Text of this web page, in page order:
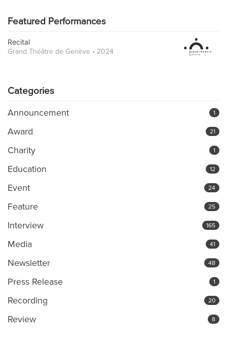
Featured Performances
Recital
Grand Théâtre de Genève • 2024
Categories
Announcement 1
Award 21
Charity 1
Education 12
Event 24
Feature 25
Interview 165
Media 41
Newsletter 48
Press Release 1
Recording 20
Review 8